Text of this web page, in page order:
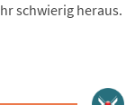
schwierig heraus.